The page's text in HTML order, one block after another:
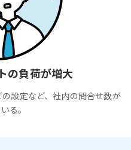
の負荷が増大
設定など、社内の問合せ数が
る。